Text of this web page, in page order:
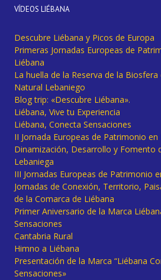
VÍDEOS LIÉBANA
Descubre Liébana y Picos de Europa
Primeras Jornadas Europeas de
Liébana
La huella de la Reserva de la
Natural Lebaniego
Blog trip: «Descubre Liébana».
Liébana, Vive tu Experiencia
Liébana, Conecta Sensaciones
II Jornada Europeas de Patrimonio en
Dinamización, Desarrollo y Fomento
Lebaniega
III Jornadas Europeas de Patrimonio
Jornadas de Conexión, Territorio,
de la Comarca de Liébana
Primer Aniversario de la Marca
Sensaciones
Cantabria Rural
Himno a Liébana
Presentación de la Marca “Liébana
Sensaciones»